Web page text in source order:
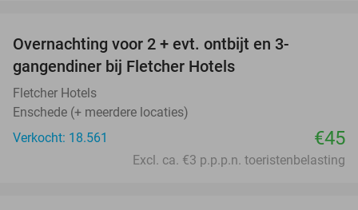
Overnachting voor 2 + evt. ontbijt en 3-
gangendiner bij Fletcher Hotels
Fletcher Hotels
Enschede (+ meerdere locaties)
Verkocht: 18.561
€45
Excl. ca. €3 p.p.p.n. toeristenbelasting